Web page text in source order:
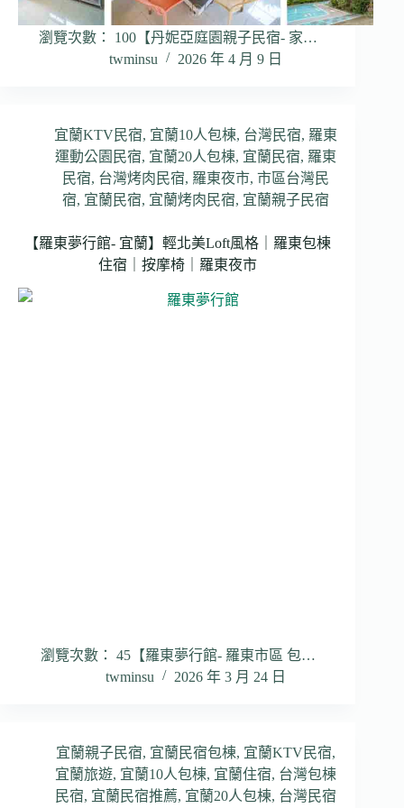
瀏覽次數： 100【丹妮亞庭園親子民宿- 家…
twminsu
2026 年 4 月 9 日
宜蘭KTV民宿, 宜蘭10人包棟, 台灣民宿, 羅東
運動公園民宿, 宜蘭20人包棟, 宜蘭民宿, 羅東
民宿, 台灣烤肉民宿, 羅東夜市,市區台灣民
宿, 宜蘭民宿, 宜蘭烤肉民宿, 宜蘭親子民宿
【羅東夢行館- 宜蘭】輕北美Loft風格｜羅東包棟
住宿｜按摩椅｜羅東夜市
瀏覽次數： 45【羅東夢行館- 羅東市區 包…
twminsu
2026 年 3 月 24 日
宜蘭親子民宿, 宜蘭民宿包棟, 宜蘭KTV民宿,
宜蘭旅遊, 宜蘭10人包棟, 宜蘭住宿, 台灣包棟
民宿, 宜蘭民宿推薦, 宜蘭20人包棟, 台灣民宿